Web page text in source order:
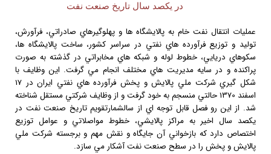
در يكصد سال تاريخ صنعت نفت
عمليات انتقال نفت خام به پالايشگاه ها و پهلوگيرهاي صادراتي، فرآورش،
توليد و توزيع فرآورده هاي نفتي در سراسر كشور، ساخت پالايشگاه ها،
سكوهاي دريايي، خطوط لوله و شبكه هاي مخابراتي در گذشته به صورت
پراكنده و در سايه مديريت هاي مختلف انجام مي گرفت. اين وظايف با
شكل گيري شركت ملي پالايش و پخش فرآورده هاي نفتي ايران در 17
اسفند 1370 حالتي منسجم به خود گرفت و از وظايف شركتي مستقل شناخته
شد. از اين رو فصل قابل توجه اي از سالشمارتقويم تاريخ صنعت نفت در
يكصد سال اخير به مراكز پالايشي، خطوط مواصلاتي و عوامل توزيع
اختصاص دارد كه بازخواني آن جايگاه و نقش مهم و برجسته شركت ملي
پالايش و پخش را در سطح صنعت نفت آشكار مي سازد.